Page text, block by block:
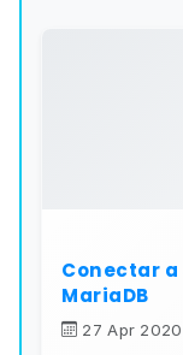
Conectar
MariaDB
27 Apr 2020